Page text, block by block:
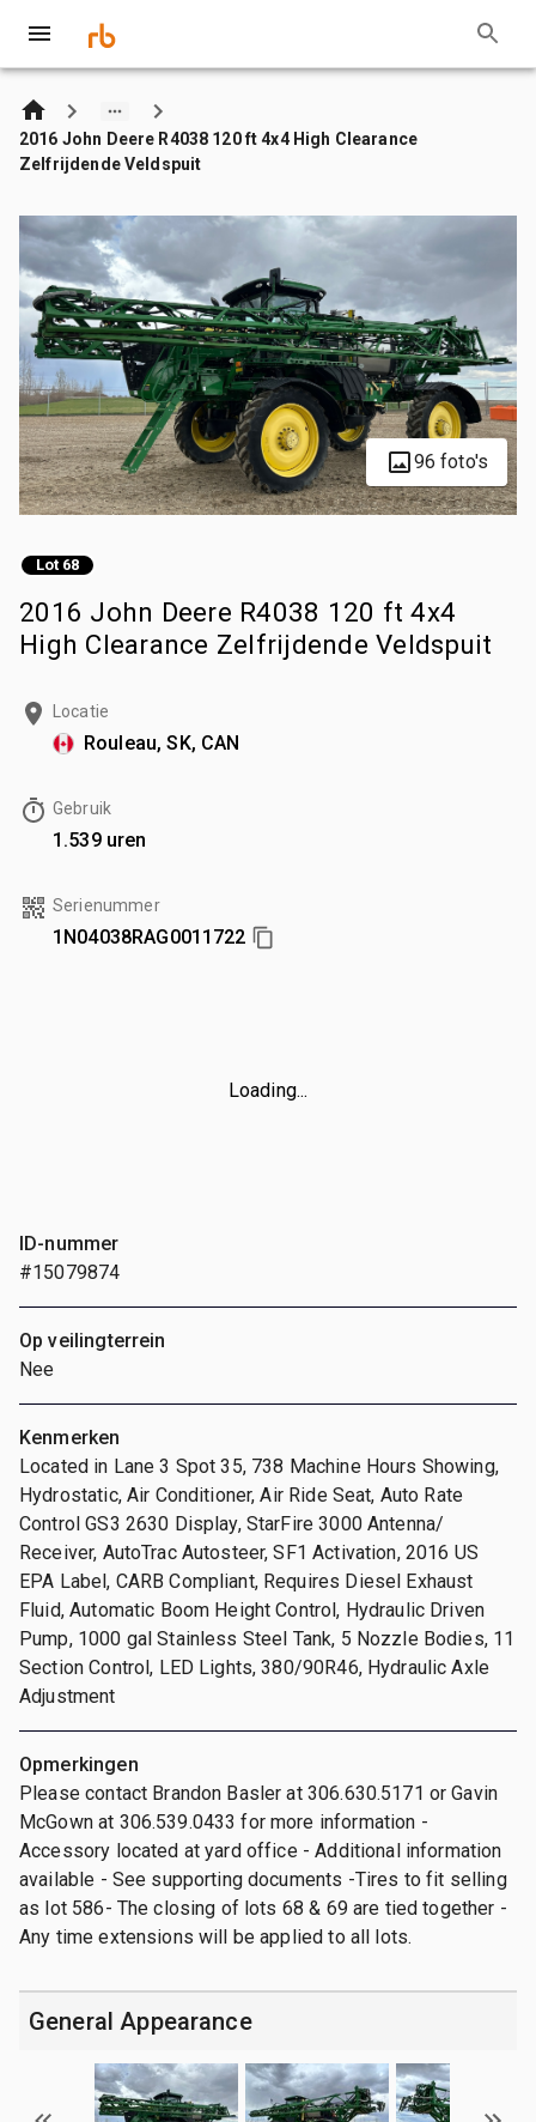
2016 John Deere R4038 120 ft 4x4 High Clearance
Zelfrijdende Veldspuit
96 foto's
Lot 68
2016 John Deere R4038 120 ft 4x4
High Clearance Zelfrijdende Veldspuit
Locatie
Rouleau, SK, CAN
Gebruik
1.539 uren
Serienummer
1N04038RAG0011722
Loading...
ID-nummer
#15079874
Op veilingterrein
Nee
Kenmerken
Located in Lane 3 Spot 35, 738 Machine Hours Showing,
Hydrostatic, Air Conditioner, Air Ride Seat, Auto Rate
Control GS3 2630 Display, StarFire 3000 Antenna/
Receiver, AutoTrac Autosteer, SF1 Activation, 2016 US
EPA Label, CARB Compliant, Requires Diesel Exhaust
Fluid, Automatic Boom Height Control, Hydraulic Driven
Pump, 1000 gal Stainless Steel Tank, 5 Nozzle Bodies, 11
Section Control, LED Lights, 380/90R46, Hydraulic Axle
Adjustment
Opmerkingen
Please contact Brandon Basler at 306.630.5171 or Gavin
McGown at 306.539.0433 for more information -
Accessory located at yard office - Additional information
available - See supporting documents -Tires to fit selling
as lot 586- The closing of lots 68 & 69 are tied together -
Any time extensions will be applied to all lots.
General Appearance